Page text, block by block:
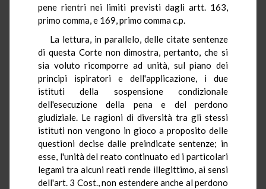
pene rientri nei limiti previsti dagli artt. 163,
primo comma, e 169, primo comma c.p.
La lettura, in parallelo, delle citate sentenze
di questa Corte non dimostra, pertanto, che si
sia voluto ricomporre ad unità, sul piano dei
principi ispiratori e dell'applicazione, i due
istituti della sospensione condizionale
dell'esecuzione della pena e del perdono
giudiziale. Le ragioni di diversità tra gli stessi
istituti non vengono in gioco a proposito delle
questioni decise dalle preindicate sentenze; in
esse, l'unità del reato continuato ed i particolari
legami tra alcuni reati rende illegittimo, ai sensi
dell'art. 3 Cost., non estendere anche al perdono